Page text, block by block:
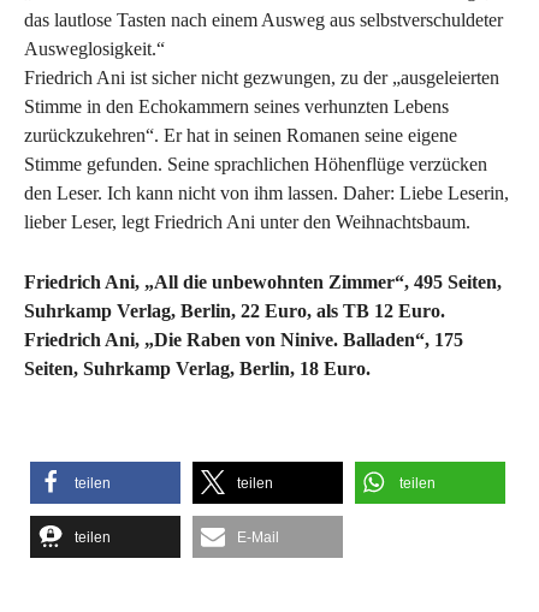
das lautlose Tasten nach einem Ausweg aus selbstverschuldeter
Ausweglosigkeit.“
Friedrich Ani ist sicher nicht gezwungen, zu der „ausgeleierten
Stimme in den Echokammern seines verhunzten Lebens
zurückzukehren“. Er hat in seinen Romanen seine eigene
Stimme gefunden. Seine sprachlichen Höhenflüge verzücken
den Leser. Ich kann nicht von ihm lassen. Daher: Liebe Leserin,
lieber Leser, legt Friedrich Ani unter den Weihnachtsbaum.
Friedrich Ani, „All die unbewohnten Zimmer“, 495 Seiten,
Suhrkamp Verlag, Berlin, 22 Euro, als TB 12 Euro.
Friedrich Ani, „Die Raben von Ninive. Balladen“, 175
Seiten, Suhrkamp Verlag, Berlin, 18 Euro.
teilen teilen teilen
teilen E-Mail